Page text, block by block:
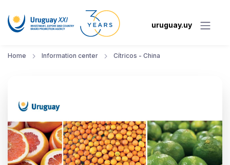
uruguay.uy
Home Information center Cítricos - China